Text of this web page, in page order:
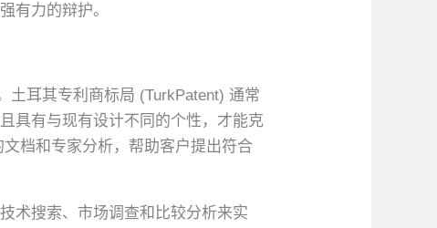
有力的辩护。
土耳其专利商标局 (TurkPatent) 通常
具有与现有设计不同的个性，才能克
档和专家分析，帮助客户提出符合
术搜索、市场调查和比较分析来实